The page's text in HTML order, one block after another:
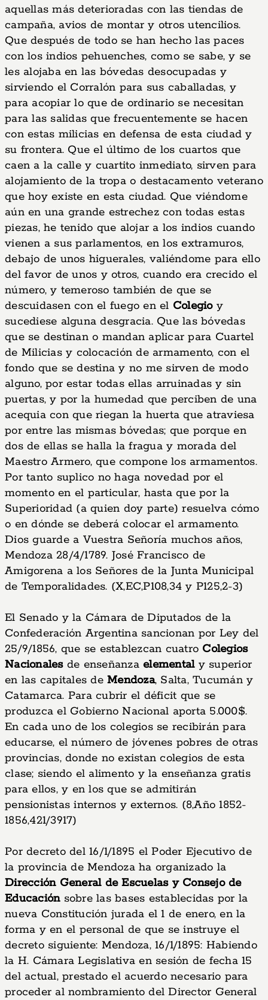
aquellas más deterioradas con las tiendas de
campaña, avios de montar y otros utencilios.
Que después de todo se han hecho las paces
con los indios pehuenches, como se sabe, y se
les alojaba en las bóvedas desocupadas y
sirviendo el Corralón para sus caballadas, y
para acopiar lo que de ordinario se necesitan
para las salidas que frecuentemente se hacen
con estas milicias en defensa de esta ciudad y
su frontera. Que el último de los cuartos que
caen a la calle y cuartito inmediato, sirven para
alojamiento de la tropa o destacamento veterano
que hoy existe en esta ciudad. Que viéndome
aún en una grande estrechez con todas estas
piezas, he tenido que alojar a los indios cuando
vienen a sus parlamentos, en los extramuros,
debajo de unos higuerales, valiéndome para ello
del favor de unos y otros, cuando era crecido el
número, y temeroso también de que se
descuidasen con el fuego en el Colegioy
sucediese alguna desgracia. Que las bóvedas
que se destinan o mandan aplicar para Cuartel
de Milicias y colocación de armamento, con el
fondo que se destina y no me sirven de modo
alguno, por estar todas ellas arruinadas y sin
puertas, y por la humedad que perciben de una
acequia con que riegan la huerta que atraviesa
por entre las mismas bóvedas; que porque en
dos de ellas se halla la fragua y morada del
Maestro Armero, que compone los armamentos.
Por tanto suplico no haga novedad por el
momento en el particular, hasta que por la
Superioridad (a quien doy parte) resuelva cómo
o en dónde se deberá colocar el armamento.
Dios guarde a Vuestra Señoría muchos años,
Mendoza 28/4/1789. José Francisco de
Amigorena a los Señores de la Junta Municipal
de Temporalidades. (X,EC,P108,34 y P125,2-3)
El Senado y la Cámara de Diputados de la
Confederación Argentina sancionan por Ley del
25/9/1856, que se establezcan cuatro Colegios
Nacionalesde enseñanza elementaly superior
en las capitales de Mendoza, Salta, Tucumán y
Catamarca. Para cubrir el déficit que se
produzca el Gobierno Nacional aporta 5.000$.
En cada uno de los colegios se recibirán para
educarse, el número de jóvenes pobres de otras
provincias, donde no existan colegios de esta
clase; siendo el alimento y la enseñanza gratis
para ellos, y en los que se admitirán
pensionistas internos y externos. (8,Año 1852-
1856,421/3917)
Por decreto del 16/1/1895 el Poder Ejecutivo de
la provincia de Mendoza ha organizado la
Dirección General de Escuelas y Consejo de
Educaciónsobre las bases establecidas por la
nueva Constitución jurada el 1 de enero, en la
forma y en el personal de que se instruye el
decreto siguiente: Mendoza, 16/1/1895: Habiendo
la H. Cámara Legislativa en sesión de fecha 15
del actual, prestado el acuerdo necesario para
proceder al nombramiento del Director General